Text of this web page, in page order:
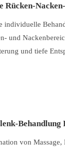
Rücken-
individuelle
und
und tiefe
Behandlung
von Massage,